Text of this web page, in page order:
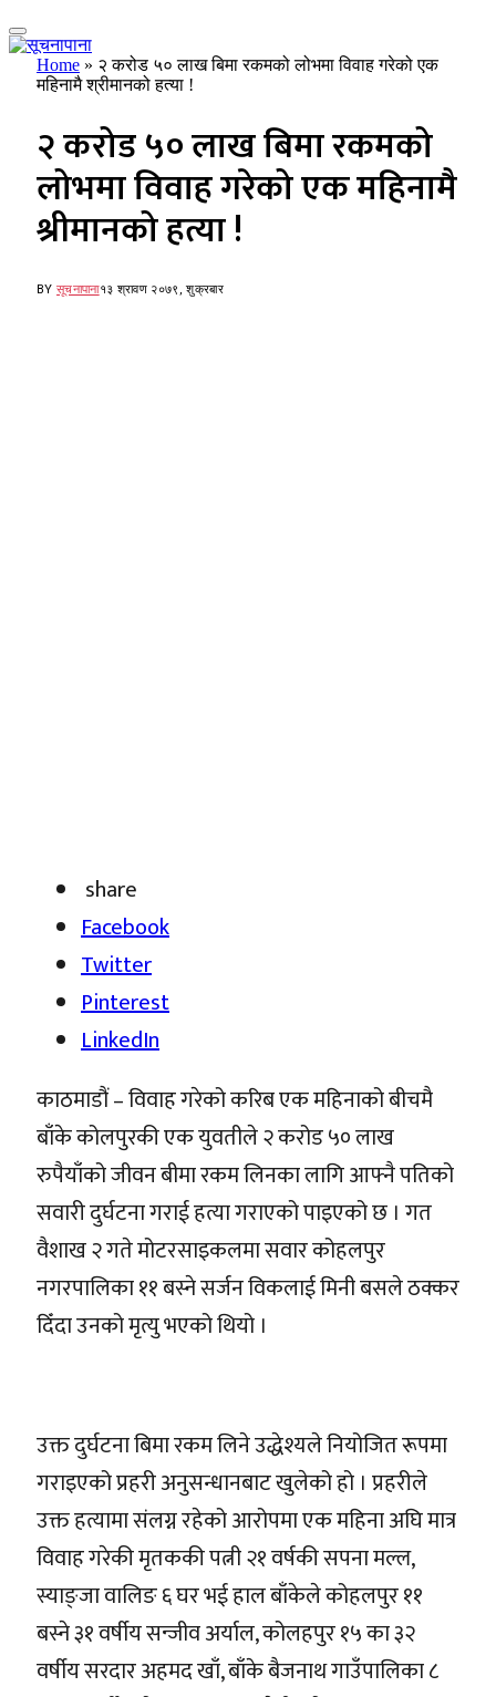
Home » २ करोड ५० लाख बिमा रकमको लोभमा विवाह गरेको एक
महिनामै श्रीमानको हत्या !
२ करोड ५० लाख बिमा रकमको
लोभमा विवाह गरेको एक महिनामै
श्रीमानको हत्या !
BY सूचनापाना१३ श्रावण २०७९, शुक्रबार
share
Facebook
Twitter
Pinterest
LinkedIn
काठमाडौं – विवाह गरेको करिब एक महिनाको बीचमै
बाँके कोलपुरकी एक युवतीले २ करोड ५० लाख
रुपैयाँको जीवन बीमा रकम लिनका लागि आफ्नै पतिको
सवारी दुर्घटना गराई हत्या गराएको पाइएको छ । गत
वैशाख २ गते मोटरसाइकलमा सवार कोहलपुर
नगरपालिका ११ बस्ने सर्जन विकलाई मिनी बसले ठक्कर
दिँदा उनको मृत्यु भएको थियो ।
उक्त दुर्घटना बिमा रकम लिने उद्धेश्यले नियोजित रूपमा
गराइएको प्रहरी अनुसन्धानबाट खुलेको हो । प्रहरीले
उक्त हत्यामा संलग्न रहेको आरोपमा एक महिना अघि मात्र
विवाह गरेकी मृतककी पत्नी २१ वर्षकी सपना मल्ल,
स्याङ्जा वालिङ ६ घर भई हाल बाँकेले कोहलपुर ११
बस्ने ३१ वर्षीय सन्जीव अर्याल, कोलहपुर १५ का ३२
वर्षीय सरदार अहमद खाँ, बाँके बैजनाथ गाउँपालिका ८